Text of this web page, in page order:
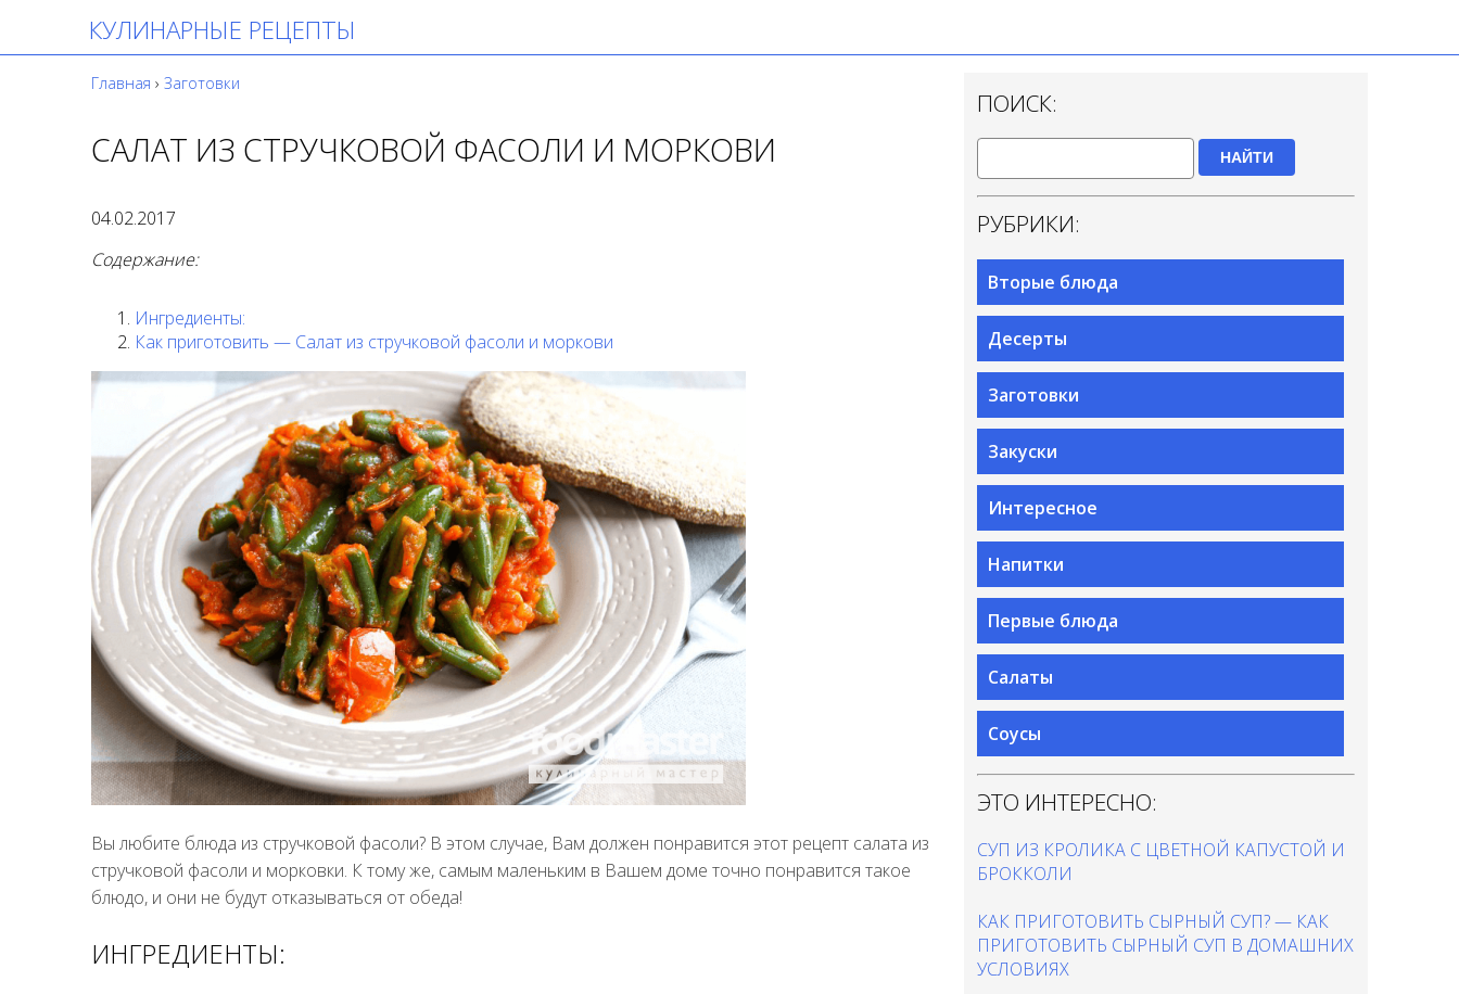
КУЛИНАРНЫЕ РЕЦЕПТЫ
Главная › Заготовки
САЛАТ ИЗ СТРУЧКОВОЙ ФАСОЛИ И МОРКОВИ
04.02.2017
Содержание:
Ингредиенты:
Как приготовить — Салат из стручковой фасоли и моркови
Вы любите блюда из стручковой фасоли? В этом случае, Вам должен понравится этот рецепт салата из
стручковой фасоли и морковки. К тому же, самым маленьким в Вашем доме точно понравится такое
блюдо, и они не будут отказываться от обеда!
ИНГРЕДИЕНТЫ:
ПОИСК:
НАЙТИ
РУБРИКИ:
Вторые блюда
Десерты
Заготовки
Закуски
Интересное
Напитки
Первые блюда
Салаты
Соусы
ЭТО ИНТЕРЕСНО:
СУП ИЗ КРОЛИКА С ЦВЕТНОЙ КАПУСТОЙ И
БРОККОЛИ
КАК ПРИГОТОВИТЬ СЫРНЫЙ СУП? — КАК
ПРИГОТОВИТЬ СЫРНЫЙ СУП В ДОМАШНИХ
УСЛОВИЯХ